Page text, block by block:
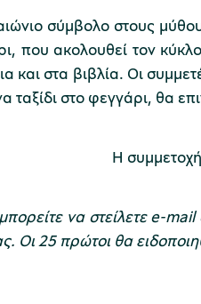
σύμβολο στους
που ακολουθεί τον
και στα βιβλία. Οι
ταξίδι στο φεγγάρι, θα
Η συμμετοχή
να στείλετε e-
Οι 25 πρώτοι θα